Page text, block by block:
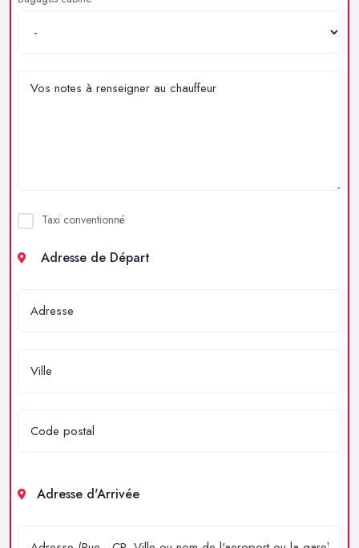
Taxi conventionné
Adresse de Départ
Adresse d'Arrivée